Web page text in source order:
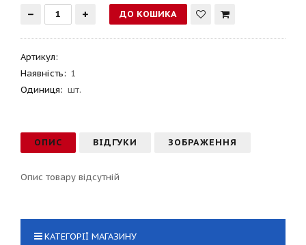
Артикул:
Наявність: 1
Одиниця: шт.
ОПИС ВІДГУКИ ЗОБРАЖЕННЯ
Опис товару відсутній
КАТЕГОРІЇ МАГАЗИНУ